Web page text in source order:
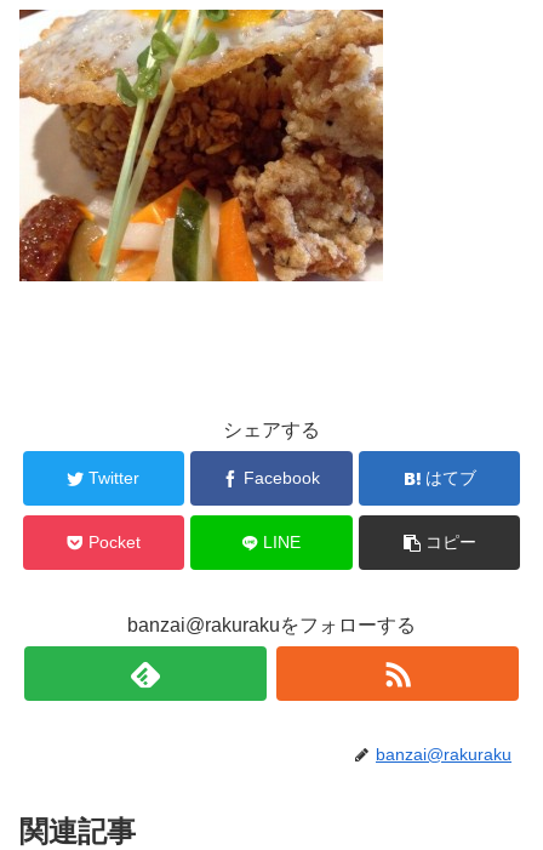
シェアする
Twitter Facebook はてブ
Pocket LINE コピー
banzai@rakurakuをフォローする
banzai@rakuraku
関連記事